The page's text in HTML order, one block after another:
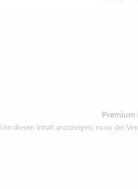
Um diesen Inhalt anzuzeigen, muss der
Keine